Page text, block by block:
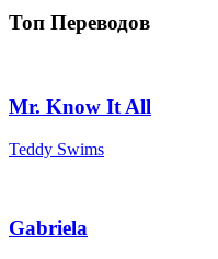
Топ Переводов
Mr. Know It All
Teddy Swims
Gabriela